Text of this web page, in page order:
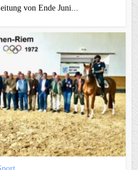
von Ende Juni...